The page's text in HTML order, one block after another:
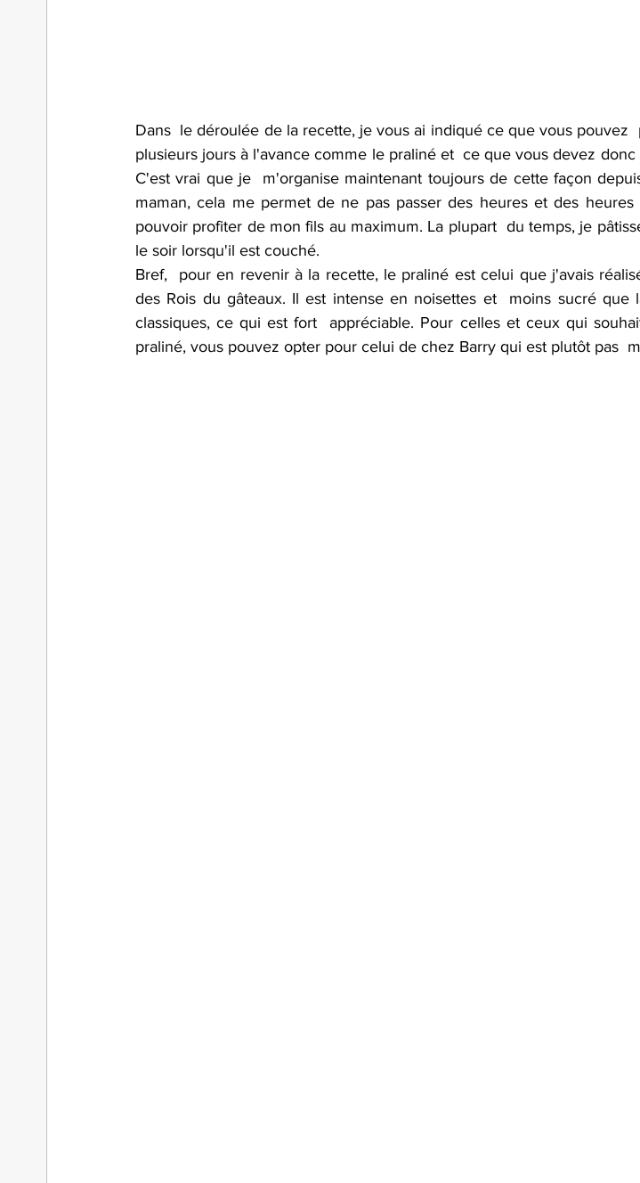
Dans  le déroulée de la recette, je vous ai indiqué ce que vous pouvez
plusieurs jours à l'avance comme le praliné et  ce que vous devez
C'est vrai que je  m'organise maintenant toujours de cette façon
maman, cela me permet de ne pas passer des heures et des
pouvoir profiter de mon fils au maximum. La plupart  du temps, je
le soir lorsqu'il est couché.
Bref,  pour en revenir à la recette, le praliné est celui que j'avais
des Rois du gâteaux. Il est intense en noisettes et  moins sucré que
classiques, ce qui est fort  appréciable. Pour celles et ceux qui
praliné, vous pouvez opter pour celui de chez Barry qui est plutôt pas